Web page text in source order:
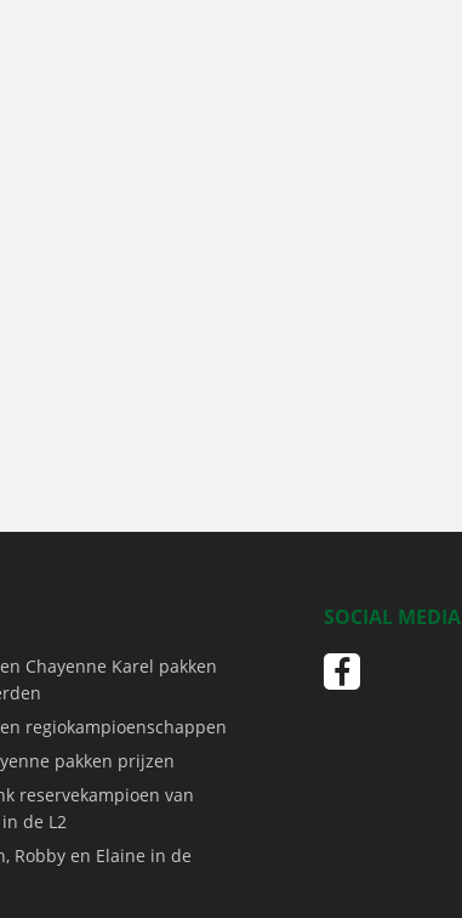
Chayenne Karel pakken
regiokampioenschappen
pakken prijzen
reservekampioen van
de L2
Robby en Elaine in de
SOCIAL MEDIA